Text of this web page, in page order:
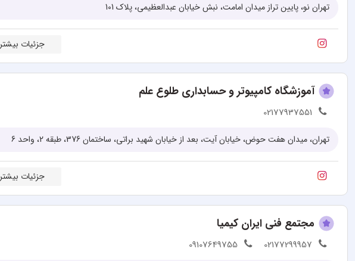
تهران نو، پایین تراز میدان امامت، نبش خیابان عبدالعظیمی، پلاک 101
جزئیات بیشتر
آموزشگاه کامپیوتر و حسابداری طلوع علم
02177937551
تهران، میدان هفت حوض، خیابان آیت، بعد از خیابان شهید براتی، ساختمان 376، طبقه 2، واحد 6
جزئیات بیشتر
مجتمع فنی ایران کیمیا
02177299957
09107649755